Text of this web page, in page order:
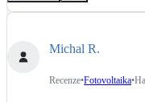
Michal R.
Recenze•Fotovoltaika•